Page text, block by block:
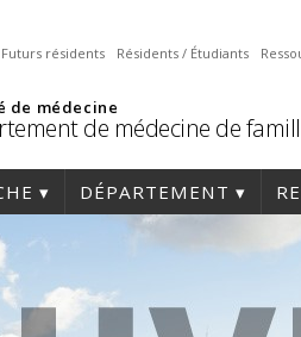
Futurs résidents Résidents / Étudiants
de médecine
de médecine de
DÉPARTEMENT